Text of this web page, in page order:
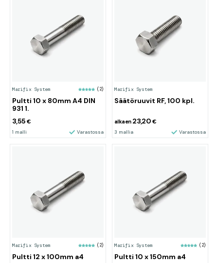
Marifix System (2)
Pultti 10 x 80mm A4 DIN
931 1.
3,55€
1 malli Varastossa
Marifix System
Säätöruuvit RF, 100 kpl.
alkaen 23,20 €
3 mallia Varastossa
Marifix System (2)
Pultti 12 x 100mm a4
Marifix System (2)
Pultti 10 x 150mm a4